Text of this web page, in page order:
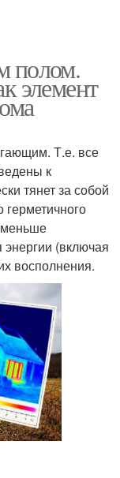
полом.
элемент
Т.е. все
к
тянет за собой
герметичного
меньше
(включая
восполнения.